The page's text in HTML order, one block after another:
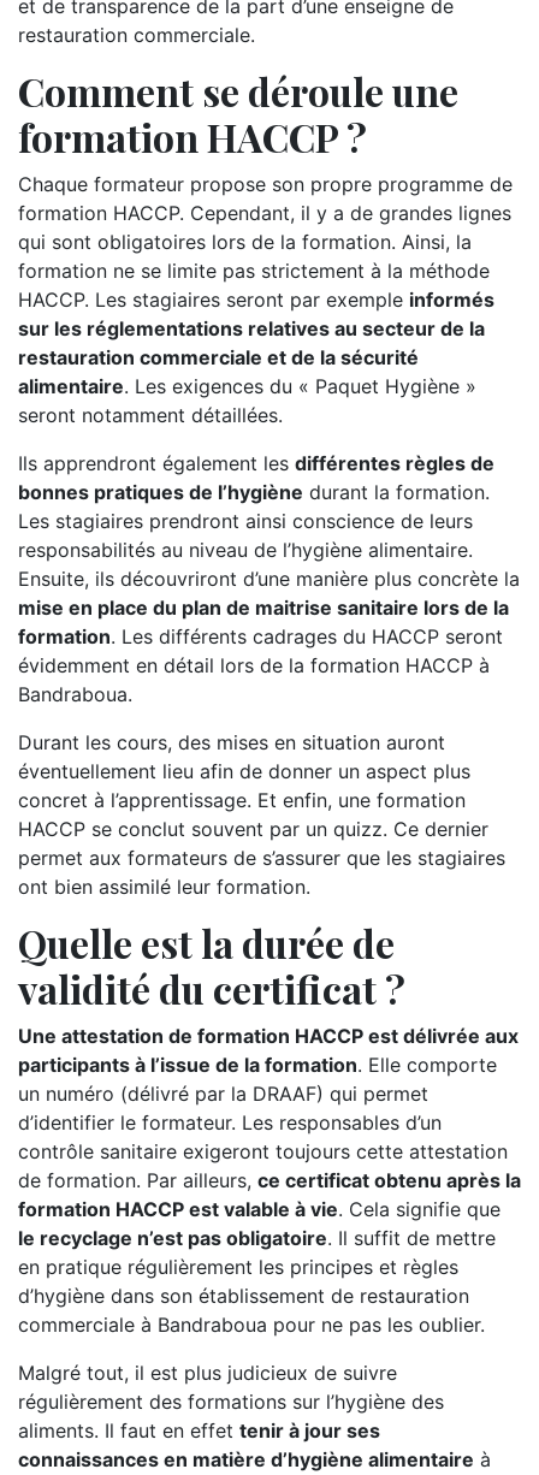
et de transparence de la part d’une enseigne de
restauration commerciale.
Comment se déroule une
formation HACCP ?
Chaque formateur propose son propre programme de
formation HACCP. Cependant, il y a de grandes lignes
qui sont obligatoires lors de la formation. Ainsi, la
formation ne se limite pas strictement à la méthode
HACCP. Les stagiaires seront par exemple informés
sur les réglementations relatives au secteur de la
restauration commerciale et de la sécurité
alimentaire. Les exigences du « Paquet Hygiène »
seront notamment détaillées.
Ils apprendront également les différentes règles de
bonnes pratiques de l’hygiène durant la formation.
Les stagiaires prendront ainsi conscience de leurs
responsabilités au niveau de l’hygiène alimentaire.
Ensuite, ils découvriront d’une manière plus concrète la
mise en place du plan de maitrise sanitaire lors de la
formation. Les différents cadrages du HACCP seront
évidemment en détail lors de la formation HACCP à
Bandraboua.
Durant les cours, des mises en situation auront
éventuellement lieu afin de donner un aspect plus
concret à l’apprentissage. Et enfin, une formation
HACCP se conclut souvent par un quizz. Ce dernier
permet aux formateurs de s’assurer que les stagiaires
ont bien assimilé leur formation.
Quelle est la durée de
validité du certificat ?
Une attestation de formation HACCP est délivrée aux
participants à l’issue de la formation. Elle comporte
un numéro (délivré par la DRAAF) qui permet
d’identifier le formateur. Les responsables d’un
contrôle sanitaire exigeront toujours cette attestation
de formation. Par ailleurs, ce certificat obtenu après la
formation HACCP est valable à vie. Cela signifie que
le recyclage n’est pas obligatoire. Il suffit de mettre
en pratique régulièrement les principes et règles
d’hygiène dans son établissement de restauration
commerciale à Bandraboua pour ne pas les oublier.
Malgré tout, il est plus judicieux de suivre
régulièrement des formations sur l’hygiène des
aliments. Il faut en effet tenir à jour ses
connaissances en matière d’hygiène alimentaire à